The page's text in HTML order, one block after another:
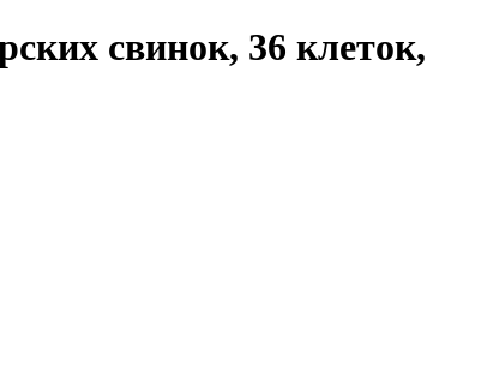
свинок, 36 клеток,